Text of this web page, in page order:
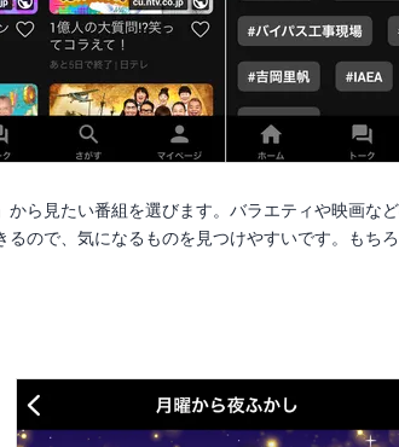
から見たい番組を選びます。バラエティや映画な
ので、気になるものを見つけやすいです。もち